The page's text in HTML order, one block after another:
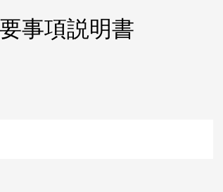
事項説明書